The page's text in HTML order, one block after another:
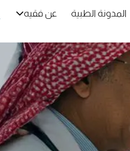
المدونة الطبية عن فقيه